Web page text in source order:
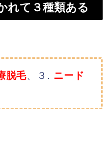
れて３種類ある
脱毛、３. ニード